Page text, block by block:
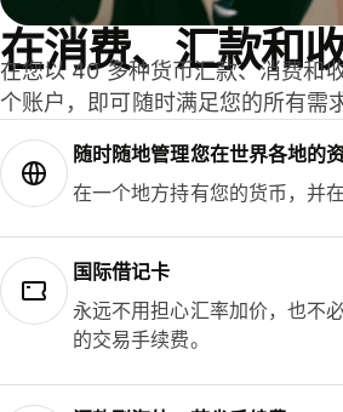
在消费、汇款和
在您以 40 多种货币汇款、消费和
个账户，即可随时满足您的所有需
随时随地管理您在世界各地的资
在一个地方持有您的货币，并
国际借记卡
永远不用担心汇率加价，也不
的交易手续费。